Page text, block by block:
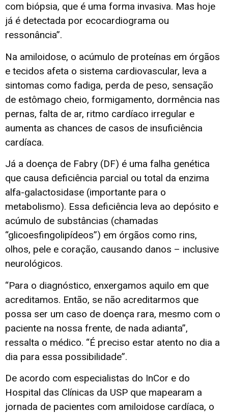
com biópsia, que é uma forma invasiva. Mas hoje
já é detectada por ecocardiograma ou
ressonância”.
Na amiloidose, o acúmulo de proteínas em órgãos
e tecidos afeta o sistema cardiovascular, leva a
sintomas como fadiga, perda de peso, sensação
de estômago cheio, formigamento, dormência nas
pernas, falta de ar, ritmo cardíaco irregular e
aumenta as chances de casos de insuficiência
cardíaca.
Já a doença de Fabry (DF) é uma falha genética
que causa deficiência parcial ou total da enzima
alfa-galactosidase (importante para o
metabolismo). Essa deficiência leva ao depósito e
acúmulo de substâncias (chamadas
“glicoesfingolipídeos”) em órgãos como rins,
olhos, pele e coração, causando danos – inclusive
neurológicos.
“Para o diagnóstico, enxergamos aquilo em que
acreditamos. Então, se não acreditarmos que
possa ser um caso de doença rara, mesmo com o
paciente na nossa frente, de nada adianta”,
ressalta o médico. “É preciso estar atento no dia a
dia para essa possibilidade”.
De acordo com especialistas do InCor e do
Hospital das Clínicas da USP que mapearam a
jornada de pacientes com amiloidose cardíaca, o